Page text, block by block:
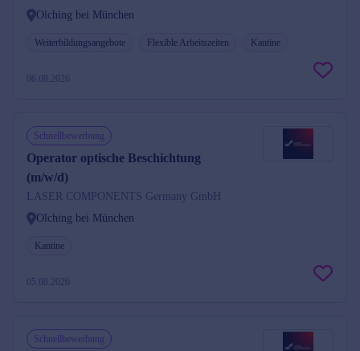
Olching bei München
Weiterbildungsangebote Flexible Arbeitszeiten Kantine
06.08.2026
Schnellbewerbung
Operator optische Beschichtung
(m/w/d)
LASER COMPONENTS Germany GmbH
Olching bei München
Kantine
05.08.2026
Schnellbewerbung